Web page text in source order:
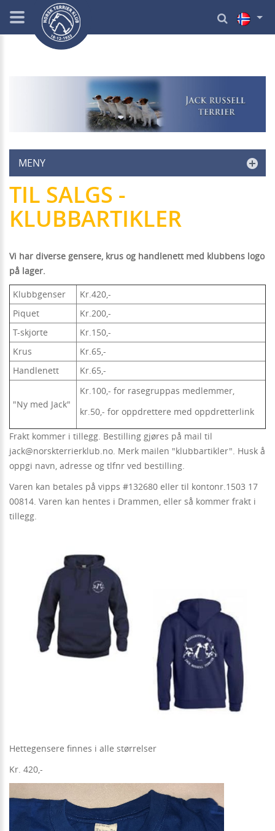
MENY
TIL SALGS -
KLUBBARTIKLER
Vi har diverse gensere, krus og handlenett med klubbens logo
på lager.
Klubbgenser
Kr.420,-
Piquet
Kr.200,-
T-skjorte
Kr.150,-
Krus
Kr.65,-
Handlenett
Kr.65,-
"Ny med Jack"
Kr.100,- for rasegruppas medlemmer,
kr.50,- for oppdrettere med oppdretterlink
Frakt kommer i tillegg. Bestilling gjøres på mail til
jack@norskterrierklub.no. Merk mailen "klubbartikler". Husk å
oppgi navn, adresse og tlfnr ved bestilling.
Varen kan betales på vipps #132680 eller til kontonr.1503 17
00814. Varen kan hentes i Drammen, eller så kommer frakt i
tillegg.
Hettegensere finnes i alle størrelser
Kr. 420,-